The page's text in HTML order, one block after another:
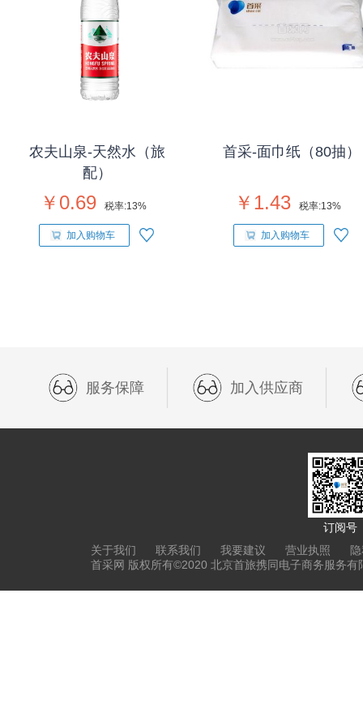
农夫山泉-天然水（旅
配）
￥0.69 税率:13%
加入购物车
首采-面巾纸（80抽）
￥1.43 税率:13%
加入购物车
服务保障 加入供应商
订阅号
关于我们
联系我们 我要建议 营业执照
首采网 版权所有©2020 北京首旅携同电子商务服务有